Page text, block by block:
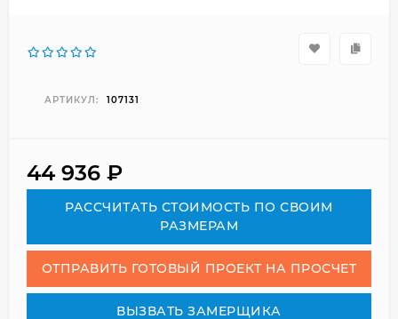
АРТИКУЛ: 107131
44 936 ₽
РАСCЧИТАТЬ СТОИМОСТЬ ПО СВОИМ
РАЗМЕРАМ
ОТПРАВИТЬ ГОТОВЫЙ ПРОЕКТ НА ПРОСЧЕТ
ВЫЗВАТЬ ЗАМЕРЩИКА